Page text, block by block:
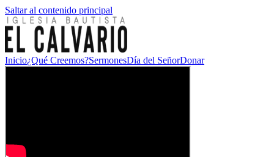
Saltar al contenido principal
Inicio¿Qué Creemos?SermonesDía del SeñorDonar